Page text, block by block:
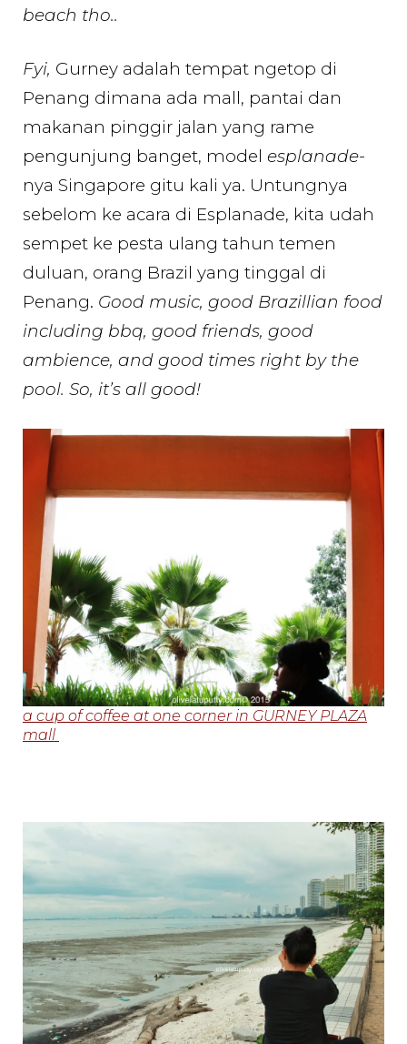
beach tho..
Fyi, Gurney adalah tempat ngetop di
Penang dimana ada mall, pantai dan
makanan pinggir jalan yang rame
pengunjung banget, model esplanade-
nya Singapore gitu kali ya. Untungnya
sebelom ke acara di Esplanade, kita udah
sempet ke pesta ulang tahun temen
duluan, orang Brazil yang tinggal di
Penang. Good music, good Brazillian food
including bbq, good friends, good
ambience, and good times right by the
pool. So, it’s all good!
a cup of coffee at one corner in GURNEY PLAZA
mall